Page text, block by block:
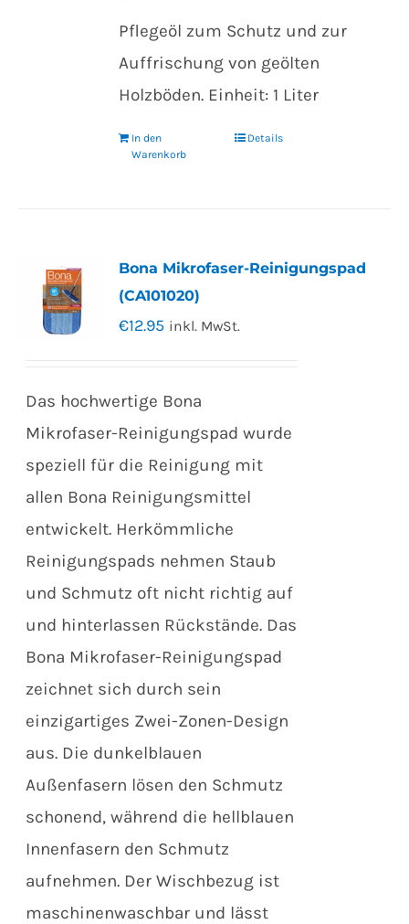
Pflegeöl zum Schutz und zur
Auffrischung von geölten
Holzböden. Einheit: 1 Liter
In den
Warenkorb
Details
Bona Mikrofaser-Reinigungspad
(CA101020)
€12.95 inkl. MwSt.
Das hochwertige Bona
Mikrofaser-Reinigungspad wurde
speziell für die Reinigung mit
allen Bona Reinigungsmittel
entwickelt. Herkömmliche
Reinigungspads nehmen Staub
und Schmutz oft nicht richtig auf
und hinterlassen Rückstände. Das
Bona Mikrofaser-Reinigungspad
zeichnet sich durch sein
einzigartiges Zwei-Zonen-Design
aus. Die dunkelblauen
Außenfasern lösen den Schmutz
schonend, während die hellblauen
Innenfasern den Schmutz
aufnehmen. Der Wischbezug ist
maschinenwaschbar und lässt